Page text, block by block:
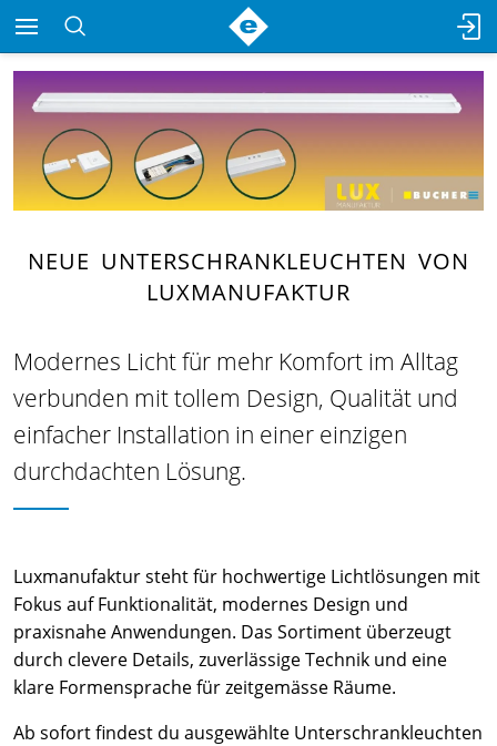
NEUE UNTERSCHRANKLEUCHTEN VON
LUXMANUFAKTUR
Modernes Licht für mehr Komfort im Alltag
verbunden mit tollem Design, Qualität und
einfacher Installation in einer einzigen
durchdachten Lösung.
Luxmanufaktur steht für hochwertige Lichtlösungen mit
Fokus auf Funktionalität, modernes Design und
praxisnahe Anwendungen. Das Sortiment überzeugt
durch clevere Details, zuverlässige Technik und eine
klare Formensprache für zeitgemässe Räume.
Ab sofort findest du ausgewählte Unterschrankleuchten